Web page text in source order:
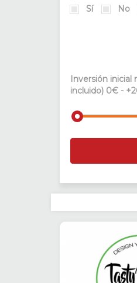
Sí
No
Inversión inicial
incluido) 0€ -